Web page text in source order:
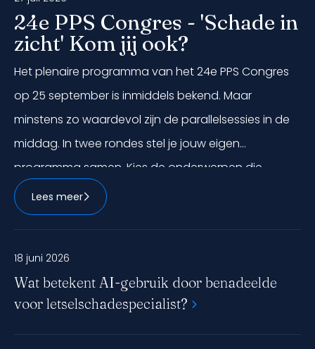
24e PPS Congres - 'Schade in
zicht' Kom jij ook?
Het plenaire programma van het 24e PPS Congres
op 25 september is inmiddels bekend. Maar
minstens zo waardevol zijn de parallelsessies in de
middag. In twee rondes stel je jouw eigen
programma samen. Kies de onderwerpen die
aansluiten bij jouw praktijk, ga in gesprek met
experts en neem direct toepasbare inzichten mee
Lees meer
18 juni 2026
Wat betekent AI-gebruik door benadeelde
voor letselschadespecialist?